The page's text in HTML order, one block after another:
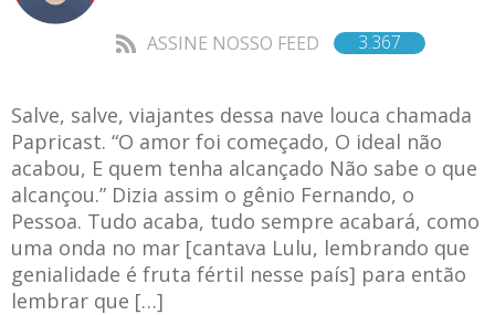
ASSINE NOSSO FEED 3.367
Salve, salve, viajantes dessa nave louca chamada
Papricast. “O amor foi começado, O ideal não
acabou, E quem tenha alcançado Não sabe o que
alcançou.” Dizia assim o gênio Fernando, o
Pessoa. Tudo acaba, tudo sempre acabará, como
uma onda no mar [cantava Lulu, lembrando que
genialidade é fruta fértil nesse país] para então
lembrar que […]